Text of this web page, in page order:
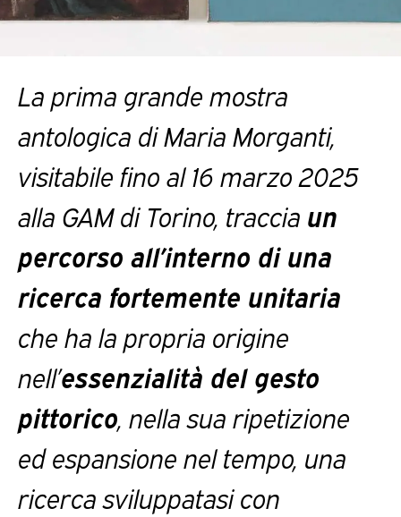
La prima grande mostra
antologica di Maria Morganti,
visitabile fino al 16 marzo 2025
alla GAM di Torino, traccia un
percorso all’interno di una
ricerca fortemente unitaria
che ha la propria origine
nell’essenzialità del gesto
pittorico, nella sua ripetizione
ed espansione nel tempo, una
ricerca sviluppatasi con